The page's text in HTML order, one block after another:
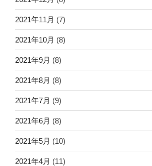
2021年11月 (7)
2021年10月 (8)
2021年9月 (8)
2021年8月 (8)
2021年7月 (9)
2021年6月 (8)
2021年5月 (10)
2021年4月 (11)